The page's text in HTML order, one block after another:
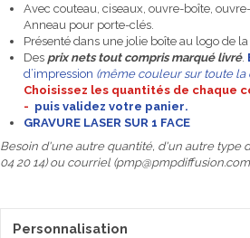
Avec couteau, ciseaux, ouvre-boîte,
Anneau pour porte-clés.
Présenté dans une jolie boîte au logo de
Des prix nets tout compris marqué livré.
d’impression (même couleur sur toute la
Choisissez les quantités de chaque
- puis validez votre panier.
GRAVURE LASER SUR 1 FACE
Besoin d'une autre quantité, d'un autre type
04 20 14) ou courriel
Personnalisation